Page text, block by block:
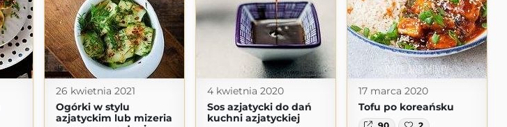
26 kwietnia 2021
Ogórki w stylu
azjatyckim lub mizeria
4 kwietnia 2020
Sos azjatycki do dań
kuchni azjatyckiej
17 marca 2020
Tofu po koreańsku